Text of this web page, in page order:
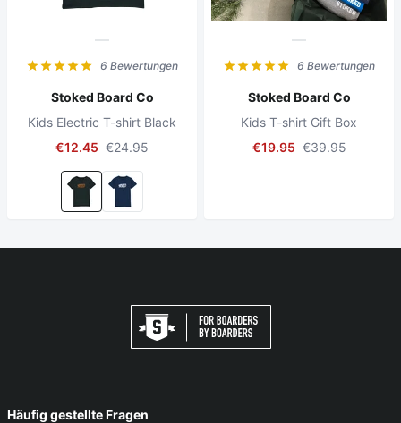
6 Bewertungen
Stoked Board Co
Kids Electric T-shirt Black
€12.45 €24.95
6 Bewertungen
Stoked Board Co
Kids T-shirt Gift Box
€19.95 €39.95
Häufig gestellte Fragen